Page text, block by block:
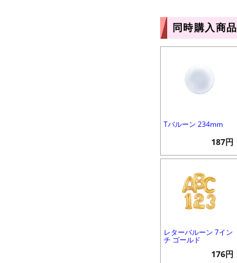
同時購入商品
Tバルーン 234mm
187円
レターバルーン 7イン
チ ゴールド
176円